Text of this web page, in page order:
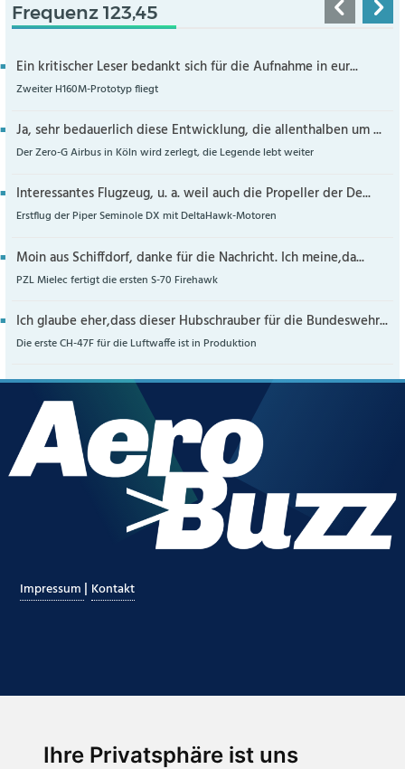
Ihre Privatsphäre ist uns
Frequenz 123,45
Ein kritischer Leser bedankt sich für die Aufnahme in eur...
Zweiter H160M-Prototyp fliegt
Ja, sehr bedauerlich diese Entwicklung, die allenthalben um ...
Der Zero-G Airbus in Köln wird zerlegt, die Legende lebt weiter
Interessantes Flugzeug, u. a. weil auch die Propeller der De...
Erstflug der Piper Seminole DX mit DeltaHawk-Motoren
Moin aus Schiffdorf, danke für die Nachricht. Ich meine,da...
PZL Mielec fertigt die ersten S-70 Firehawk
Ich glaube eher,dass dieser Hubschrauber für die Bundeswehr...
Die erste CH-47F für die Luftwaffe ist in Produktion
Impressum | Kontakt